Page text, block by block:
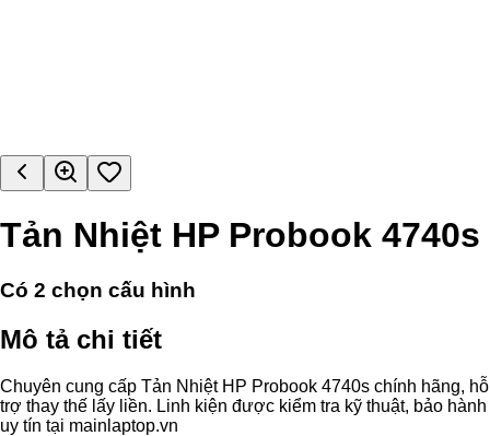
Tản Nhiệt HP Probook 4740s
Có 2 chọn cấu hình
Mô tả chi tiết
Chuyên cung cấp Tản Nhiệt HP Probook 4740s chính hãng, hỗ
trợ thay thế lấy liền. Linh kiện được kiểm tra kỹ thuật, bảo hành
uy tín tại mainlaptop.vn